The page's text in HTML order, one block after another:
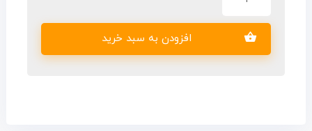
افزودن به سبد خرید